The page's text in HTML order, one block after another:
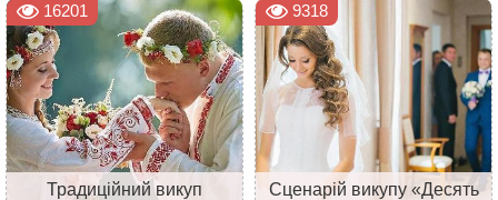
16201
Традиційний викуп
9318
Сценарій викупу «Десять